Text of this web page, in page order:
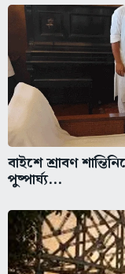
বাইশে শ্রাবণ
পুষ্পার্ঘ্য...